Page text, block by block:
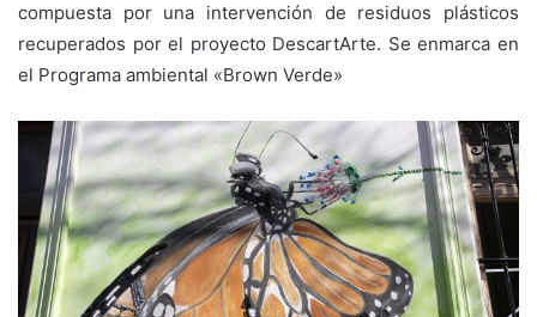
compuesta por una intervención de residuos plásticos
recuperados por el proyecto DescartArte. Se enmarca en
el Programa ambiental «Brown Verde»